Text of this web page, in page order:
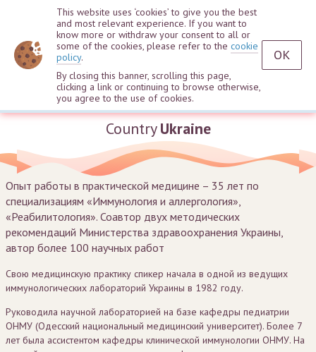
Halina Chernyak
CountryUkraine
Опыт работы в практической медицине – 35 лет по
специализациям «Иммунология и аллергология»,
«Реабилитология». Соавтор двух методических
рекомендаций Министерства здравоохранения Украины,
автор более 100 научных работ
Свою медицинскую практику спикер начала в одной из ведущих
иммунологических лабораторий Украины в 1982 году.
Руководила научной лабораторией на базе кафедры педиатрии
ОНМУ (Одесский национальный медицинский университет). Более 7
лет была ассистентом кафедры клинической иммунологии ОНМУ. На
This website uses ‘cookies’ to give you the best
and most relevant experience. If you want to
know more or withdraw your consent to all or
some of the cookies, please refer to the cookie
policy.
By closing this banner, scrolling this page,
clicking a link or continuing to browse otherwise,
you agree to the use of cookies.
OK